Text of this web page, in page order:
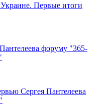
Первые итоги
форуму "365-
Сергея Пантелеева